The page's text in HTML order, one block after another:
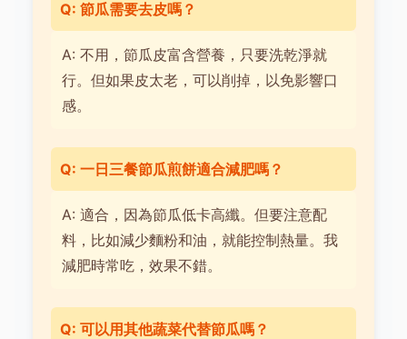
Q: 節瓜需要去皮嗎？
A: 不用，節瓜皮富含營養，只要洗乾淨就
行。但如果皮太老，可以削掉，以免影響口
感。
Q: 一日三餐節瓜煎餅適合減肥嗎？
A: 適合，因為節瓜低卡高纖。但要注意配
料，比如減少麵粉和油，就能控制熱量。我
減肥時常吃，效果不錯。
Q: 可以用其他蔬菜代替節瓜嗎？